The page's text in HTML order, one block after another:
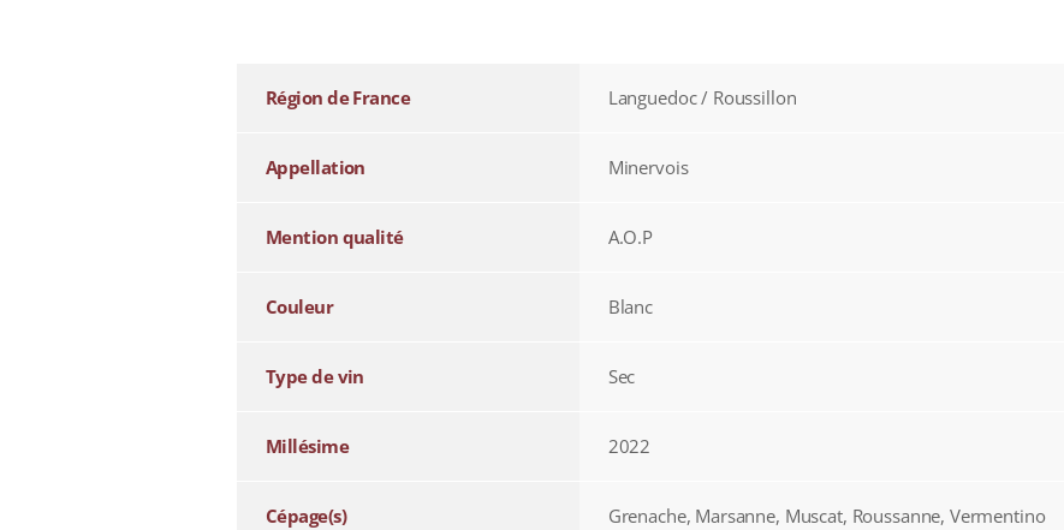
Région de France Languedoc / Roussillon
Appellation Minervois
Mention qualité A.O.P
Couleur Blanc
Type de vin Sec
Millésime 2022
Cépage(s) Grenache, Marsanne, Muscat, Roussanne, Vermentino